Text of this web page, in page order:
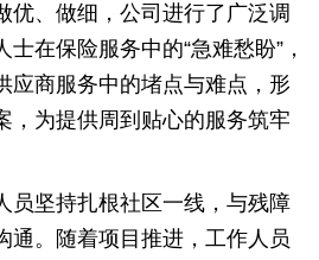
优、做细，公司进行了广泛调
在保险服务中的“急难愁盼”，
应商服务中的堵点与难点，形
，为提供周到贴心的服务筑牢
员坚持扎根社区一线，与残障
通。随着项目推进，工作人员